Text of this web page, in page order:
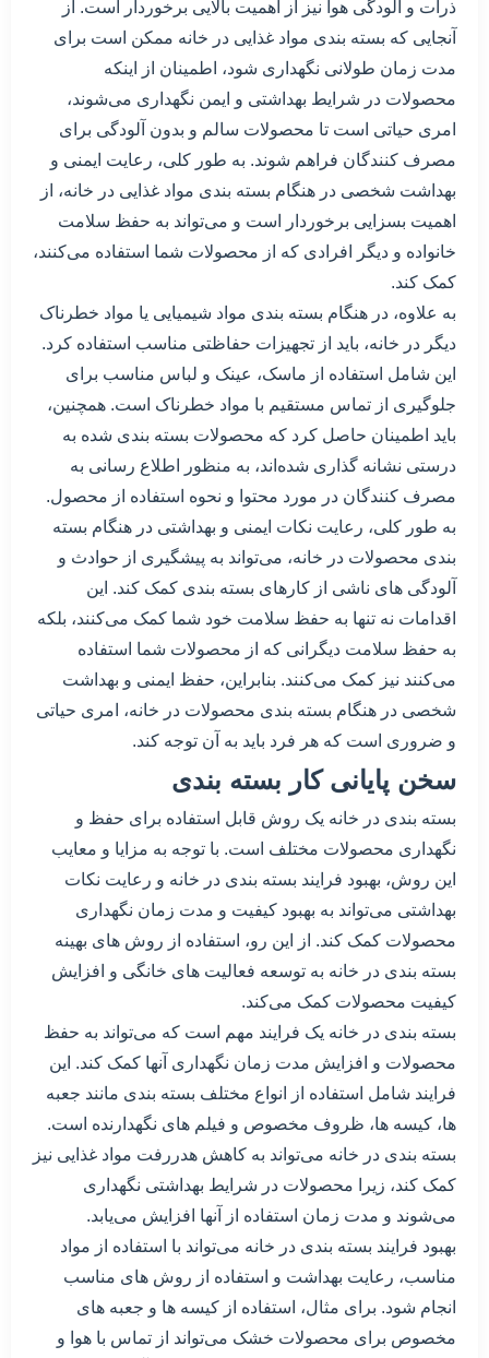
ذرات و آلودگی هوا نیز از اهمیت بالایی برخوردار است. از
آنجایی که بسته بندی مواد غذایی در خانه ممکن است برای
مدت زمان طولانی نگهداری شود، اطمینان از اینکه
محصولات در شرایط بهداشتی و ایمن نگهداری می‌شوند،
امری حیاتی است تا محصولات سالم و بدون آلودگی برای
مصرف کنندگان فراهم شوند. به طور کلی، رعایت ایمنی و
بهداشت شخصی در هنگام بسته بندی مواد غذایی در خانه، از
اهمیت بسزایی برخوردار است و می‌تواند به حفظ سلامت
خانواده و دیگر افرادی که از محصولات شما استفاده می‌کنند،
کمک کند.
به علاوه، در هنگام بسته بندی مواد شیمیایی یا مواد خطرناک
دیگر در خانه، باید از تجهیزات حفاظتی مناسب استفاده کرد.
این شامل استفاده از ماسک، عینک و لباس مناسب برای
جلوگیری از تماس مستقیم با مواد خطرناک است. همچنین،
باید اطمینان حاصل کرد که محصولات بسته بندی شده به
درستی نشانه گذاری شده‌اند، به منظور اطلاع رسانی به
مصرف کنندگان در مورد محتوا و نحوه استفاده از محصول.
به طور کلی، رعایت نکات ایمنی و بهداشتی در هنگام بسته
بندی محصولات در خانه، می‌تواند به پیشگیری از حوادث و
آلودگی های ناشی از کارهای بسته بندی کمک کند. این
اقدامات نه تنها به حفظ سلامت خود شما کمک می‌کنند، بلکه
به حفظ سلامت دیگرانی که از محصولات شما استفاده
می‌کنند نیز کمک می‌کنند. بنابراین، حفظ ایمنی و بهداشت
شخصی در هنگام بسته بندی محصولات در خانه، امری حیاتی
و ضروری است که هر فرد باید به آن توجه کند.
سخن پایانی کار بسته بندی
بسته بندی در خانه یک روش قابل استفاده برای حفظ و
نگهداری محصولات مختلف است. با توجه به مزایا و معایب
این روش، بهبود فرایند بسته بندی در خانه و رعایت نکات
بهداشتی می‌تواند به بهبود کیفیت و مدت زمان نگهداری
محصولات کمک کند. از این رو، استفاده از روش های بهینه
بسته بندی در خانه به توسعه فعالیت های خانگی و افزایش
کیفیت محصولات کمک می‌کند.
بسته بندی در خانه یک فرایند مهم است که می‌تواند به حفظ
محصولات و افزایش مدت زمان نگهداری آنها کمک کند. این
فرایند شامل استفاده از انواع مختلف بسته بندی مانند جعبه
ها، کیسه ها، ظروف مخصوص و فیلم های نگهدارنده است.
بسته بندی در خانه می‌تواند به کاهش هدررفت مواد غذایی نیز
کمک کند، زیرا محصولات در شرایط بهداشتی نگهداری
می‌شوند و مدت زمان استفاده از آنها افزایش می‌یابد.
بهبود فرایند بسته بندی در خانه می‌تواند با استفاده از مواد
مناسب، رعایت بهداشت و استفاده از روش های مناسب
انجام شود. برای مثال، استفاده از کیسه ها و جعبه های
مخصوص برای محصولات خشک می‌تواند از تماس با هوا و